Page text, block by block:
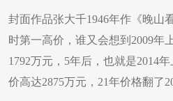
封面作品张大千1946年作《晚山
时第一高价，谁又会想到2009年
1792万元，5年后，也就是2014
价高达2875万元，21年价格翻了